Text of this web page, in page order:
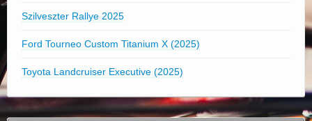
Szilveszter Rallye 2025
Ford Tourneo Custom Titanium X (2025)
Toyota Landcruiser Executive (2025)